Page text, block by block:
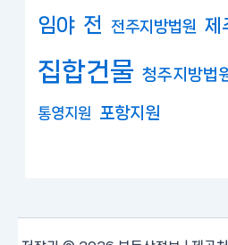
임야 전 전주지방법원 제
집합건물 청주지방법
통영지원 포항지원